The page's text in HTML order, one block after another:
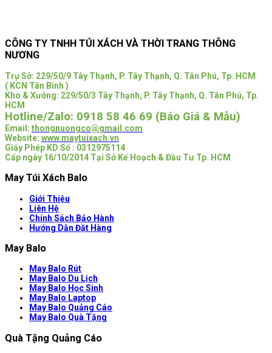
CÔNG TY TNHH TÚI XÁCH VÀ THỜI TRANG THÔNG
NƯƠNG
Trụ Sở: 229/50/9 Tây Thạnh, P. Tây Thạnh, Q. Tân Phú, Tp. HCM
( KCN Tân Bình )
Kho & Xưởng: 229/50/3 Tây Thạnh, P. Tây Thạnh, Q. Tân Phú, Tp.
HCM
Hotline/Zalo: 0918 58 46 69 (Báo Giá & Mẫu)
Email: thongnuongco@gmail.com
Website: www.maytuixach.vn
Giấy Phép KD Số : 0312975114
Cấp ngày 16/10/2014 Tại Sở Kế Hoạch & Đầu Tư Tp. HCM
May Túi Xách Balo
Giới Thiệu
Liên Hệ
Chính Sách Bảo Hành
Hướng Dẫn Đặt Hàng
May Balo
May Balo Rút
May Balo Du Lịch
May Balo Học Sinh
May Balo Laptop
May Balo Quảng Cáo
May Balo Quà Tặng
Quà Tặng Quảng Cáo